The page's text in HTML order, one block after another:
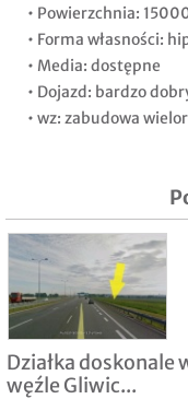
• Powierzchnia:
• Forma własności:
• Media: dostępne
• Dojazd: bardzo
• wz: zabudowa
Działka doskonale
węźle Gliwic...